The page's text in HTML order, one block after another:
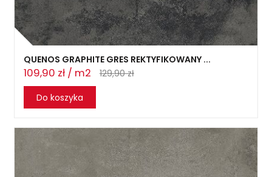
QUENOS GRAPHITE GRES REKTYFIKOWANY ...
109,90 zł / m2
129,90 zł
Do koszyka